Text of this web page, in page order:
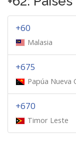
+60
Malasia
+675
Papúa Nueva
+670
Timor Leste